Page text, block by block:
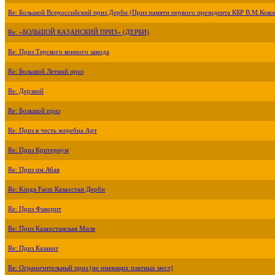
Re: Большой Всероссийский приз Дерби (Приз памяти первого президента КБР
Re: «БОЛЬШОЙ КАЗАНСКИЙ ПРИЗ» (ДЕРБИ)
Re: Приз Терского конного завода
Re: Большой Летний приз
Re: Дерзкий
Re: Большой приз
Re: Приз в честь жеребца Арт
Re: Приз Критериум
Re: Приз им.Абая
Re: Kinga Farm Казахстан Дерби
Re: Приз Фаворит
Re: Приз Казахстанская Миля
Re: Приз Казанат
Re: Ограничительный приз (не имеющих платных мест)